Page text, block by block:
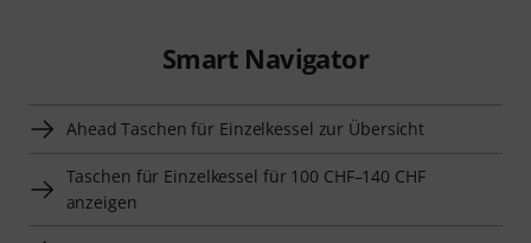
Smart Navigator
Ahead Taschen für Einzelkessel zur Übersicht
Taschen für Einzelkessel für 100 CHF–140 CHF
anzeigen